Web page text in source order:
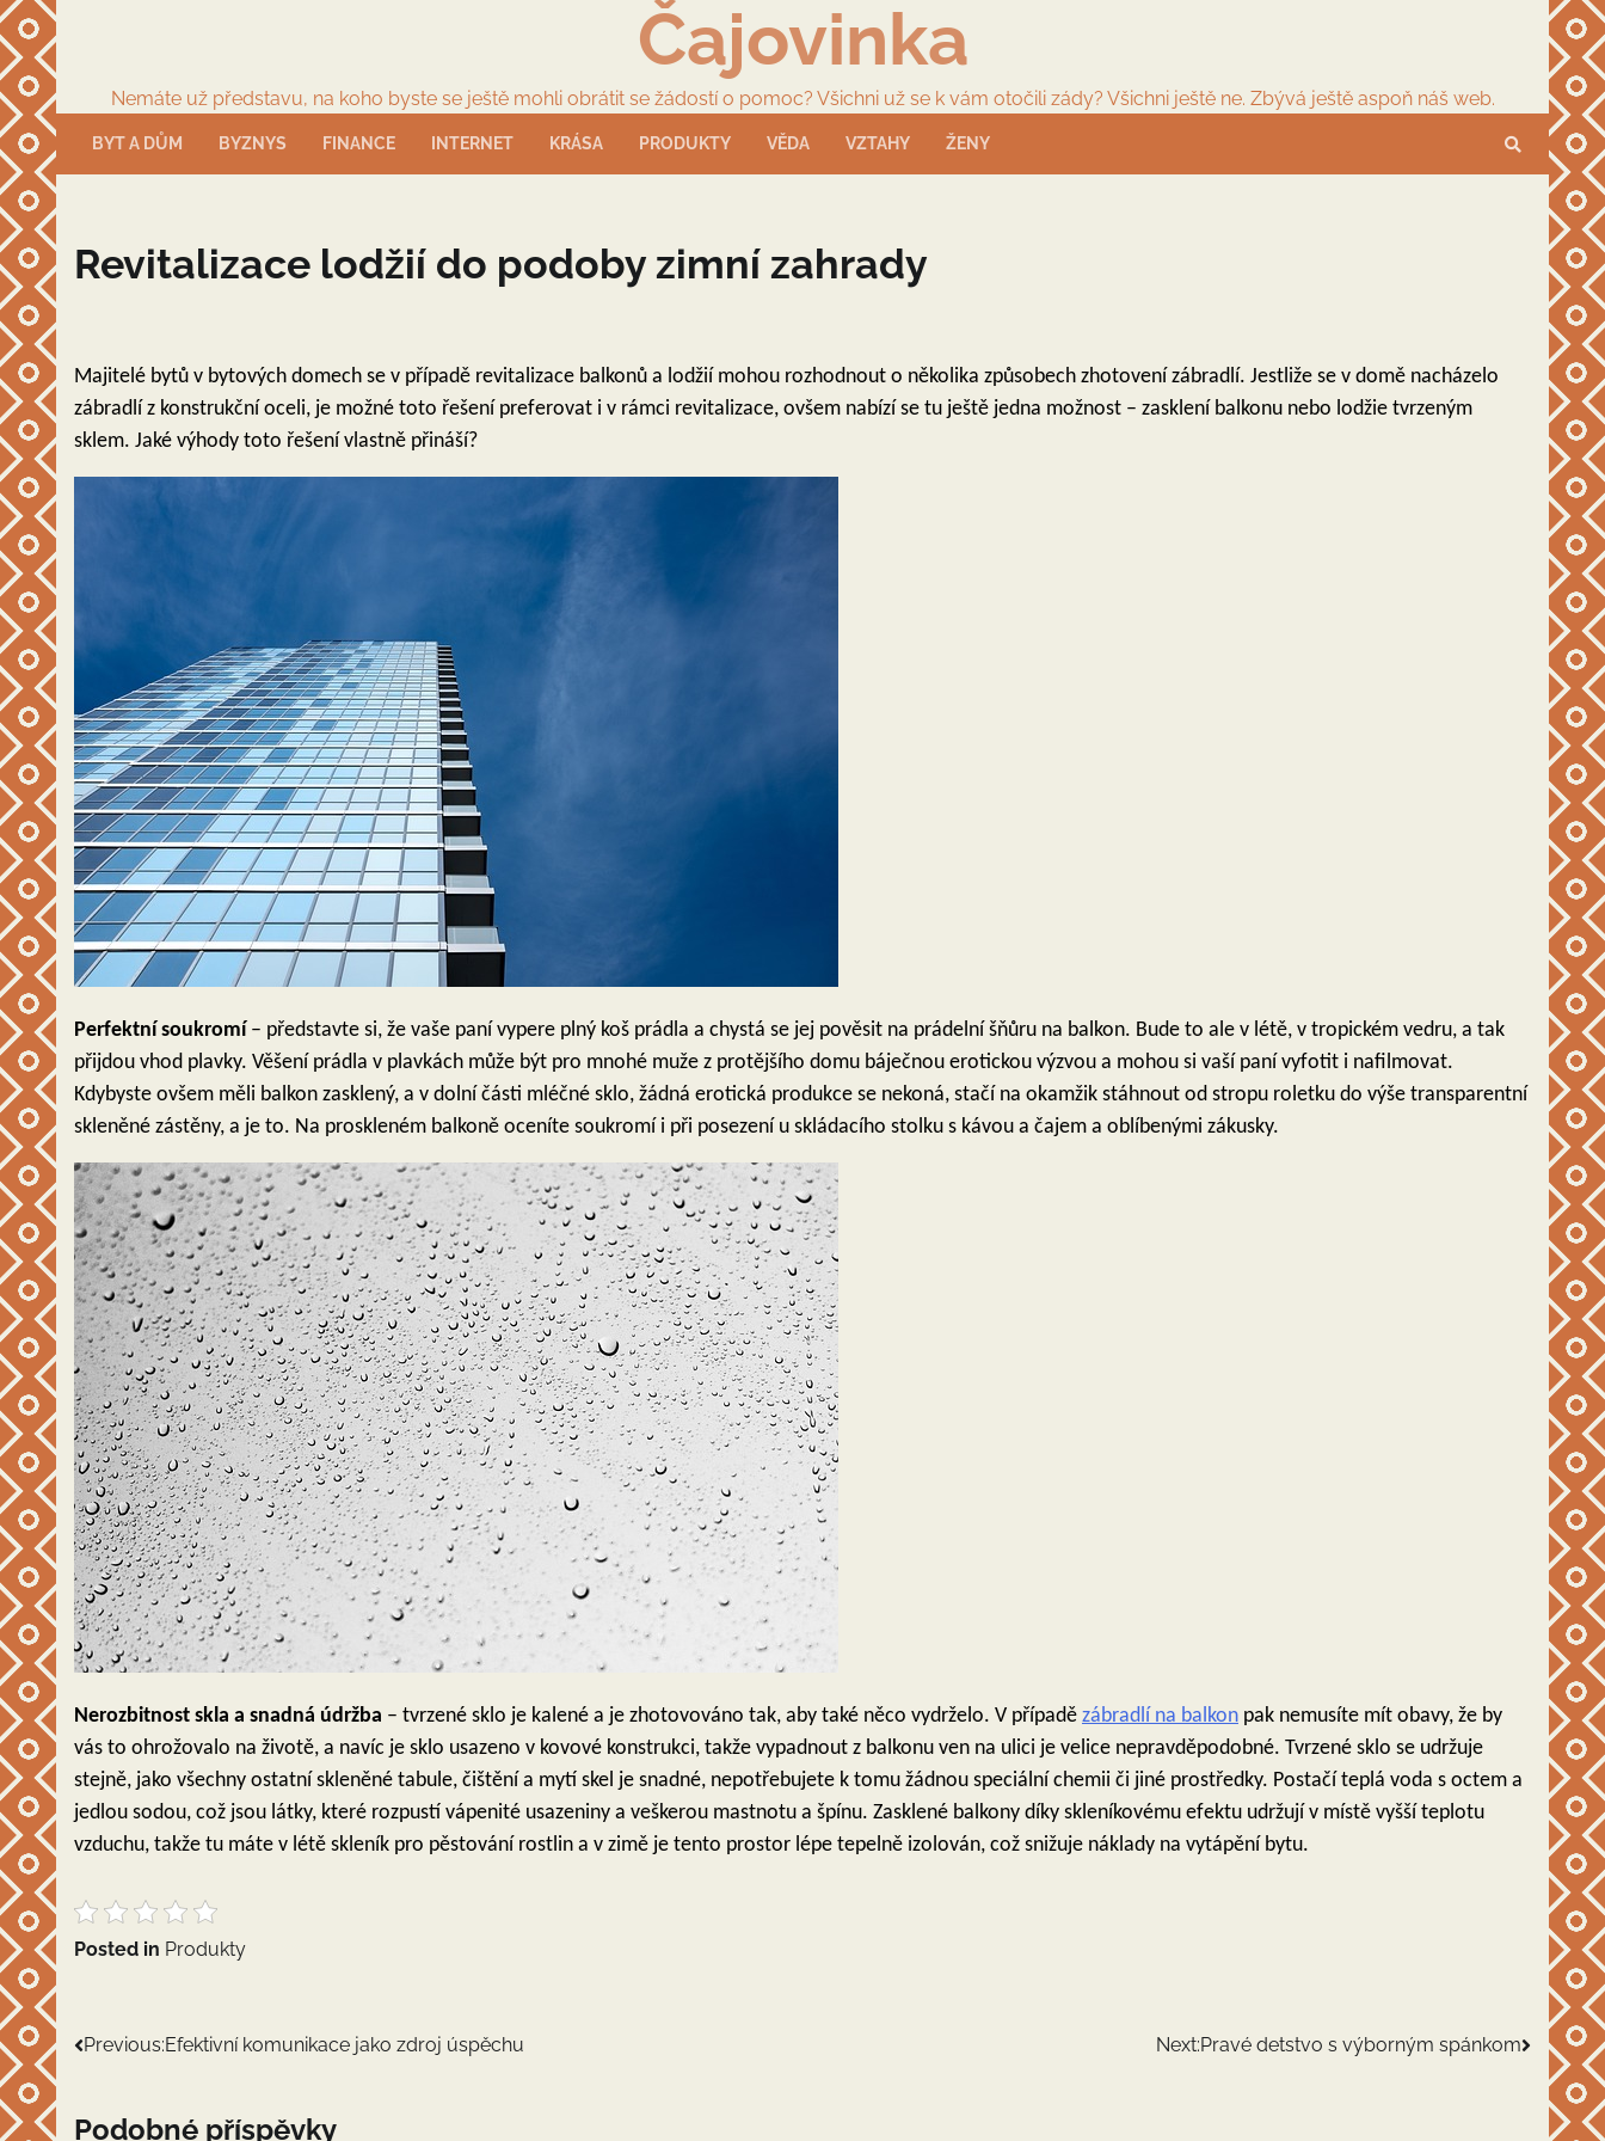
Skip
to
content
Čajovinka
Nemáte už představu, na koho byste se ještě mohli obrátit se žádostí o pomoc? Všichni už se k vám otočili zády? Všichni ještě ne. Zbývá ještě aspoň náš web.
BYT A DŮM BYZNYS FINANCE INTERNET KRÁSA PRODUKTY VĚDA VZTAHY ŽENY
Revitalizace lodžií do podoby zimní zahrady
Majitelé bytů v bytových domech se v případě revitalizace balkonů a lodžií mohou rozhodnout o několika způsobech zhotovení zábradlí. Jestliže se v domě nacházelo
zábradlí z konstrukční oceli, je možné toto řešení preferovat i v rámci revitalizace, ovšem nabízí se tu ještě jedna možnost – zasklení balkonu nebo lodžie tvrzeným
sklem. Jaké výhody toto řešení vlastně přináší?
Perfektní soukromí – představte si, že vaše paní vypere plný koš prádla a chystá se jej pověsit na prádelní šňůru na balkon. Bude to ale v létě, v tropickém vedru, a tak
přijdou vhod plavky. Věšení prádla v plavkách může být pro mnohé muže z protějšího domu báječnou erotickou výzvou a mohou si vaší paní vyfotit i nafilmovat.
Kdybyste ovšem měli balkon zasklený, a v dolní části mléčné sklo, žádná erotická produkce se nekoná, stačí na okamžik stáhnout od stropu roletku do výše transparentní
skleněné zástěny, a je to. Na proskleném balkoně oceníte soukromí i při posezení u skládacího stolku s kávou a čajem a oblíbenými zákusky.
Nerozbitnost skla a snadná údržba – tvrzené sklo je kalené a je zhotovováno tak, aby také něco vydrželo. V případě zábradlí na balkon pak nemusíte mít obavy, že by
vás to ohrožovalo na životě, a navíc je sklo usazeno v kovové konstrukci, takže vypadnout z balkonu ven na ulici je velice nepravděpodobné. Tvrzené sklo se udržuje
stejně, jako všechny ostatní skleněné tabule, čištění a mytí skel je snadné, nepotřebujete k tomu žádnou speciální chemii či jiné prostředky. Postačí teplá voda s octem a
jedlou sodou, což jsou látky, které rozpustí vápenité usazeniny a veškerou mastnotu a špínu. Zasklené balkony díky skleníkovému efektu udržují v místě vyšší teplotu
vzduchu, takže tu máte v létě skleník pro pěstování rostlin a v zimě je tento prostor lépe tepelně izolován, což snižuje náklady na vytápění bytu.
Posted in Produkty
Navigace
Previous:Efektivní komunikace jako zdroj úspěchu Next:Pravé detstvo s výborným spánkom
Podobné příspěvky